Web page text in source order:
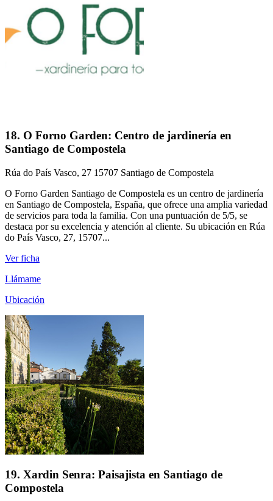
18. O Forno Garden: Centro de jardinería en
Santiago de Compostela
Rúa do País Vasco, 27 15707 Santiago de Compostela
O Forno Garden Santiago de Compostela es un centro de jardinería
en Santiago de Compostela, España, que ofrece una amplia variedad
de servicios para toda la familia. Con una puntuación de 5/5, se
destaca por su excelencia y atención al cliente. Su ubicación en Rúa
do País Vasco, 27, 15707...
Ver ficha
Llámame
Ubicación
19. Xardin Senra: Paisajista en Santiago de
Compostela